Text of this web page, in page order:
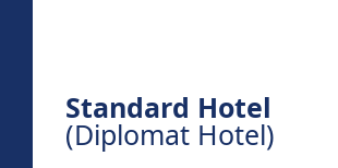
Standard Hotel
(Diplomat Hotel)